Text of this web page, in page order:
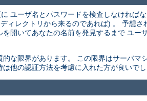
ユーザ名とパスワードを検査しなければ
レクトリから来るのであれば) 。 予想さ
開いてあなたの名前を発見するまで ユー
な限界があります。 この限界はサーバマ
他の認証方法を考慮に入れた方が良いでし